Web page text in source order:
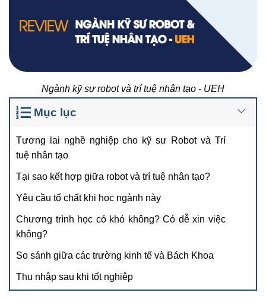
Ngành kỹ sự robot và trí tuệ nhân tạo - UEH
Mục lục
Tương lai nghề nghiệp cho kỹ sư Robot và Trí
tuệ nhân tạo
Tại sao kết hợp giữa robot và trí tuệ nhân tạo?
Yêu cầu tố chất khi học ngành này
Chương trình học có khó không? Có dễ xin việc
không?
So sánh giữa các trường kinh tế và Bách Khoa
Thu nhập sau khi tốt nghiệp